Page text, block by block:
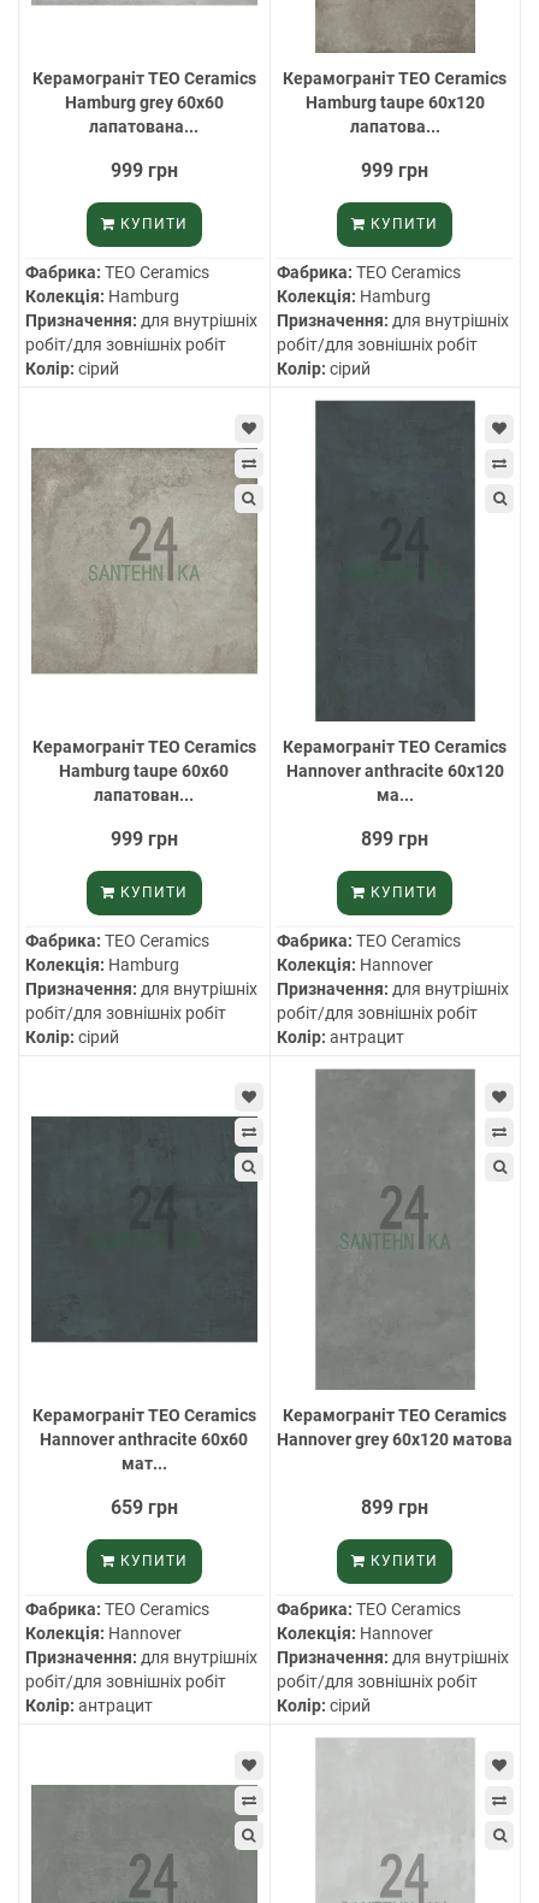
Керамограніт TEO Ceramics
Hamburg grey 60х60
лапатована...
999 грн
КУПИТИ
Фабрика: TEO Ceramics
Колекція: Hamburg
Призначення: для внутрішніх
робіт/для зовнішніх робіт
Колір: сірий
Керамограніт TEO Ceramics
Hamburg taupe 60х120
лапатова...
999 грн
КУПИТИ
Фабрика: TEO Ceramics
Колекція: Hamburg
Призначення: для внутрішніх
робіт/для зовнішніх робіт
Колір: сірий
Керамограніт TEO Ceramics
Hamburg taupe 60х60
лапатован...
999 грн
КУПИТИ
Фабрика: TEO Ceramics
Колекція: Hamburg
Призначення: для внутрішніх
робіт/для зовнішніх робіт
Колір: сірий
Керамограніт TEO Ceramics
Hannover anthracite 60х120
ма...
899 грн
КУПИТИ
Фабрика: TEO Ceramics
Колекція: Hannover
Призначення: для внутрішніх
робіт/для зовнішніх робіт
Колір: антрацит
Керамограніт TEO Ceramics
Hannover anthracite 60х60
мат...
659 грн
КУПИТИ
Фабрика: TEO Ceramics
Колекція: Hannover
Призначення: для внутрішніх
робіт/для зовнішніх робіт
Колір: антрацит
Керамограніт TEO Ceramics
Hannover grey 60х120 матова
899 грн
КУПИТИ
Фабрика: TEO Ceramics
Колекція: Hannover
Призначення: для внутрішніх
робіт/для зовнішніх робіт
Колір: сірий